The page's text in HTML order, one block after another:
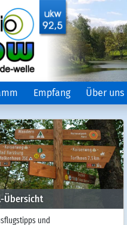
Empfang Über uns
Übersicht
und